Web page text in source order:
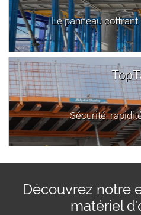
Le panneau
Sécurité,
Découvrez notre
matériel